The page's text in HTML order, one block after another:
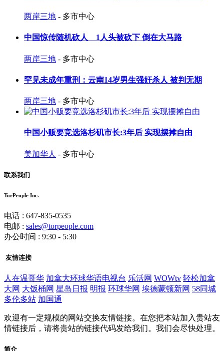
两岸三地 - 多市中心
中国惊传随机砍人 1人头被砍下 倒在大马路
两岸三地 - 多市中心
罕见未成年重刑：云南14岁男生强奸杀人 被判无期
两岸三地 - 多市中心
中国小贩要竞选洛杉矶市长:3年后 实现摆摊自由
美加华人 - 多市中心
联系我们
TorPeople Inc.
电话 : 647-835-0535
电邮 : sales@torpeople.com
办公时间 : 9:30 - 5:30
友情连接
人在温哥华 加拿大环球华语电视台 乐活网 WOWtv 轻松加拿
大网 大饭桶网 星岛日报 明报 环球华网 埃德蒙顿新网 58同城
多伦多站 加国通
欢迎有一定规模的网站交换友情链接。在您把本站加入贵站友
情链接后，请将贵站的链接代码发给我们。我们会尽快处理。
简介